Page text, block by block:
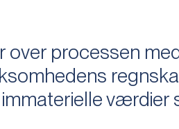
processen